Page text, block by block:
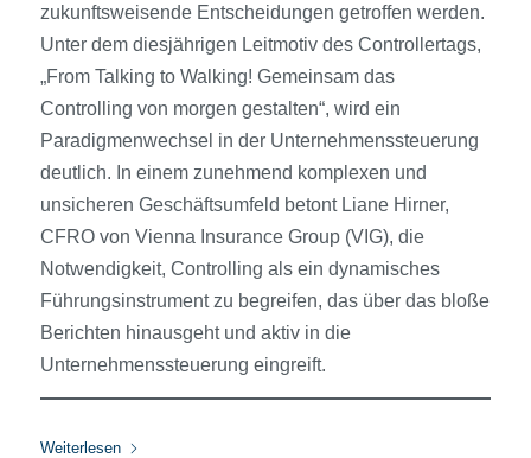
zukunftsweisende Entscheidungen getroffen werden.
Unter dem diesjährigen Leitmotiv des Controllertags,
„From Talking to Walking! Gemeinsam das
Controlling von morgen gestalten“, wird ein
Paradigmenwechsel in der Unternehmenssteuerung
deutlich. In einem zunehmend komplexen und
unsicheren Geschäftsumfeld betont Liane Hirner,
CFRO von Vienna Insurance Group (VIG), die
Notwendigkeit, Controlling als ein dynamisches
Führungsinstrument zu begreifen, das über das bloße
Berichten hinausgeht und aktiv in die
Unternehmenssteuerung eingreift.
Weiterlesen